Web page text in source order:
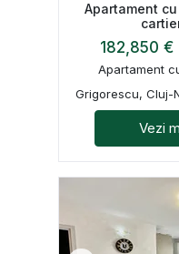
Apartament
182,850 €
Apartament
Grigorescu, Cluj-
Vezi